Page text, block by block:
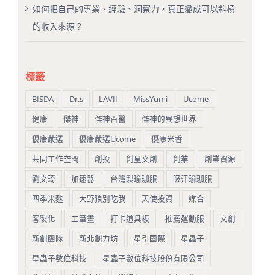
如何把自己的專業、經驗、洞察力，真正變成可以斜槓
的收入來源？
標籤
BISDA Dr.s LAVII MissYumi
Ucome
健康
傑神 傑神百醫
傑神的異想世界
優康嚴選
優康嚴選Ucome
優康米香
共同工作空間
創投 創星文創 創業
創業資源
劉文琦
加速器 台灣製瑜珈服
吸汗瑜珈服
四季米麩
大野狼別吃我 天使投資
媒合
客製化
工筆畫 打卡道具板 推薦運動服
文創
新創團隊
新北創力坊 星引國際
星蟲子
星蟲子數位科技
星蟲子數位科技股份有限公司